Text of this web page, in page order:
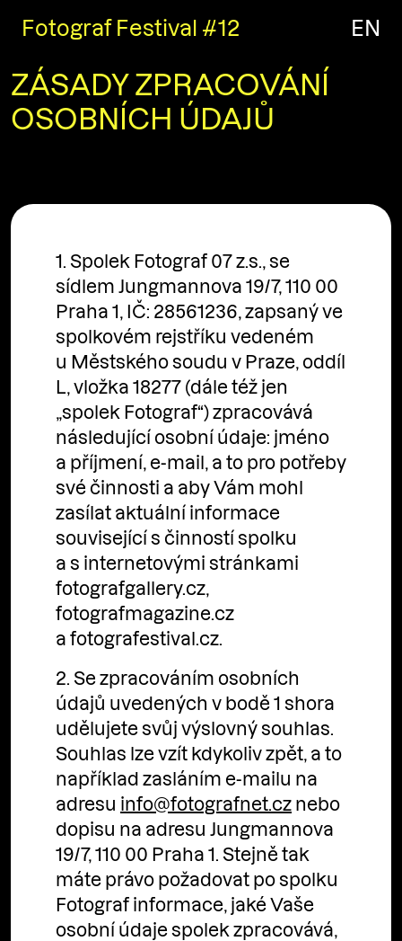
Fotograf Festival #12 EN
ZÁSADY ZPRACOVÁNÍ
OSOBNÍCH ÚDAJŮ
1. Spolek Fotograf 07 z.s., se
sídlem Jungmannova 19/7, 110 00
Praha 1, IČ: 28561236, zapsaný ve
spolkovém rejstříku vedeném
u Městského soudu v Praze, oddíl
L, vložka 18277 (dále též jen
„spolek Fotograf“) zpracovává
následující osobní údaje: jméno
a příjmení, e-mail, a to pro potřeby
své činnosti a aby Vám mohl
zasílat aktuální informace
související s činností spolku
a s internetovými stránkami
fotografgallery.cz,
fotografmagazine.cz
a fotografestival.cz.
2. Se zpracováním osobních
údajů uvedených v bodě 1 shora
udělujete svůj výslovný souhlas.
Souhlas lze vzít kdykoliv zpět, a to
například zasláním e-mailu na
adresu info@fotografnet.cz nebo
dopisu na adresu Jungmannova
19/7, 110 00 Praha 1. Stejně tak
máte právo požadovat po spolku
Fotograf informace, jaké Vaše
osobní údaje spolek zpracovává,